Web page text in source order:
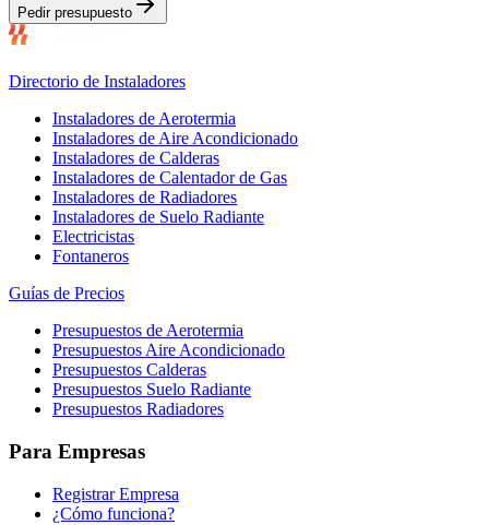
Pedir presupuesto
Directorio de Instaladores
Instaladores de Aerotermia
Instaladores de Aire Acondicionado
Instaladores de Calderas
Instaladores de Calentador de Gas
Instaladores de Radiadores
Instaladores de Suelo Radiante
Electricistas
Fontaneros
Guías de Precios
Presupuestos de Aerotermia
Presupuestos Aire Acondicionado
Presupuestos Calderas
Presupuestos Suelo Radiante
Presupuestos Radiadores
Para Empresas
Registrar Empresa
¿Cómo funciona?